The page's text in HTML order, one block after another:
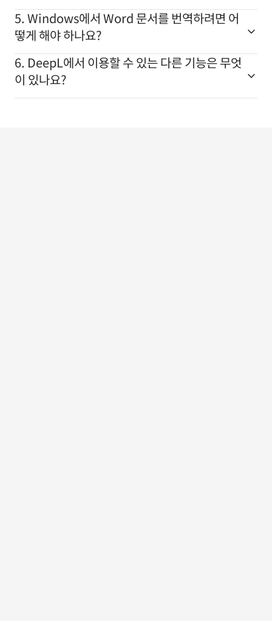
5. Windows에서 Word 문서를 번역하려면 어
떻게 해야 하나요?
6. DeepL에서 이용할 수 있는 다른 기능은 무엇
이 있나요?